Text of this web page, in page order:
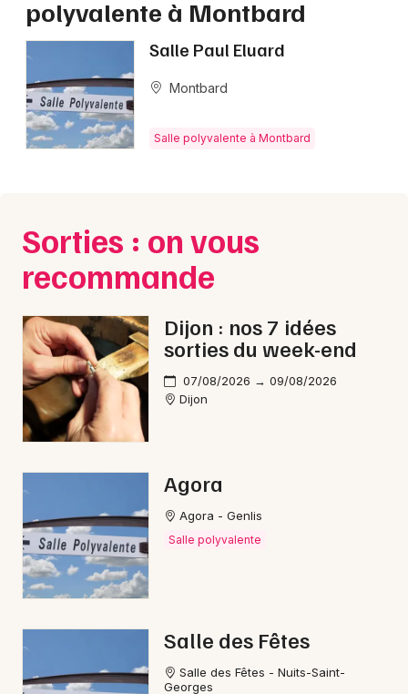
Salle polyvalente en Bourgogne-Franche-
Comté
Newsletter des sorties
Actus à Montbard
Magazine à Montbard
Choisir mes départements
Mon email
polyvalente à Montbard
Salle Paul Eluard
Montbard
Salle polyvalente à Montbard
Sorties : on vous
recommande
Dijon : nos 7 idées
sorties du week-end
07/08/2026 → 09/08/2026
Dijon
Agora
Agora - Genlis
Salle polyvalente
Salle des Fêtes
Salle des Fêtes - Nuits-Saint-
Georges